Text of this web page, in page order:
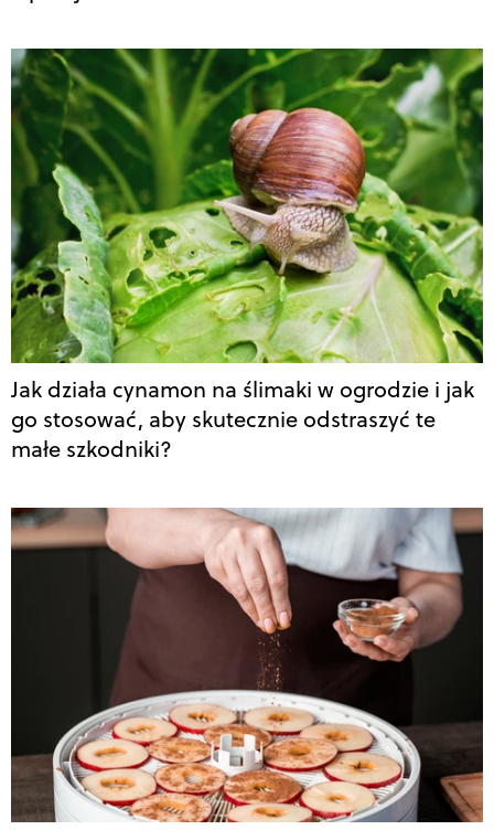
Jak działa cynamon na ślimaki w ogrodzie i jak
go stosować, aby skutecznie odstraszyć te
małe szkodniki?